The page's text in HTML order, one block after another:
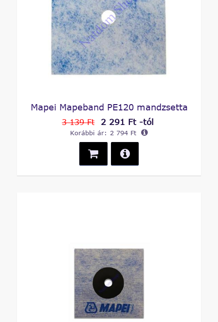
Mapei Mapeband PE120 mandzsetta
3 139 Ft 2 291 Ft -tól
Korábbi ár: 2 794 Ft